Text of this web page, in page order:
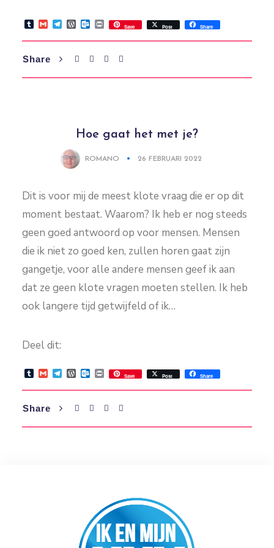
Tumblr
GmailTelegram
WordPress
Outlook.com
PrintSave Post Share
Share
Hoe gaat het met je?
ROMANO 26 FEBRUARI 2022
Dit is voor mij de meest klote vraag die er op dit
moment bestaat. Waarom? Ik heb er nog steeds
geen goed antwoord op voor mensen. Mensen
die ik niet zo goed ken, zullen horen gaat zijn
gangetje, voor alle andere mensen geef ik aan
dat ze geen klote vragen moeten stellen. Ik heb
ook langere tijd getwijfeld of ik…
Deel dit:
Tumblr
GmailTelegram
WordPress
Outlook.com
PrintSave Post Share
Share